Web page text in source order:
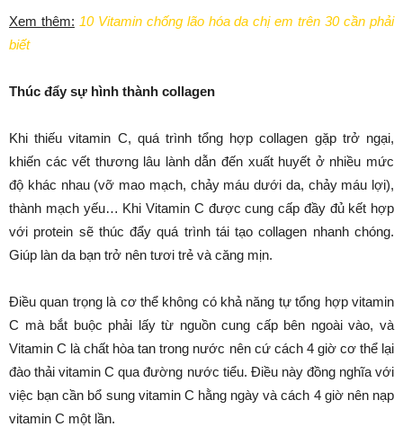
Xem thêm: 10 Vitamin chống lão hóa da chị em trên 30 cần phải
biết
Thúc đẩy sự hình thành collagen
Khi thiếu vitamin C, quá trình tổng hợp collagen gặp trở ngại,
khiến các vết thương lâu lành dẫn đến xuất huyết ở nhiều mức
độ khác nhau (vỡ mao mạch, chảy máu dưới da, chảy máu lợi),
thành mạch yếu… Khi Vitamin C được cung cấp đầy đủ kết hợp
với protein sẽ thúc đẩy quá trình tái tạo collagen nhanh chóng.
Giúp làn da bạn trở nên tươi trẻ và căng mịn.
Điều quan trọng là cơ thể không có khả năng tự tổng hợp vitamin
C mà bắt buộc phải lấy từ nguồn cung cấp bên ngoài vào, và
Vitamin C là chất hòa tan trong nước nên cứ cách 4 giờ cơ thể lại
đào thải vitamin C qua đường nước tiểu. Điều này đồng nghĩa với
việc bạn cần bổ sung vitamin C hằng ngày và cách 4 giờ nên nạp
vitamin C một lần.